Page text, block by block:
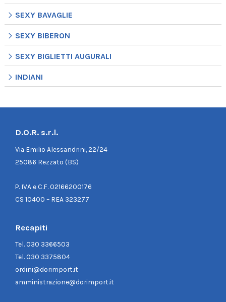
SEXY BAVAGLIE
SEXY BIBERON
SEXY BIGLIETTI AUGURALI
INDIANI
D.O.R. s.r.l.
Via Emilio Alessandrini, 22/24
25086 Rezzato (BS)
P. IVA e C.F. 02166200176
CS 10400 – REA 323277
Recapiti
Tel.030 3366503
Tel.030 3375804
ordini@dorimport.it
amministrazione@dorimport.it